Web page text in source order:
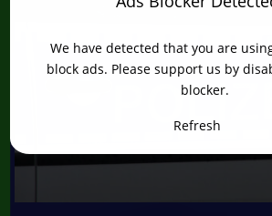
We have detected that you are
block ads. Please support us by
blocker.
Refresh